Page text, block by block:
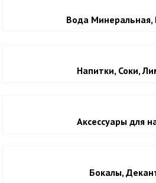
Вода Минеральная,
Напитки, Соки,
Аксессуары для
Бокалы,